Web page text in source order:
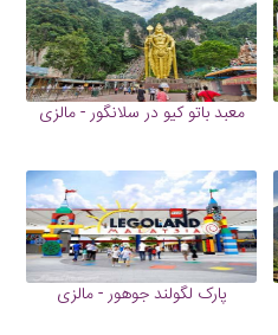
معبد باتو کیو در سلانگور - مالزی
پارک لگولند جوهور - مالزی